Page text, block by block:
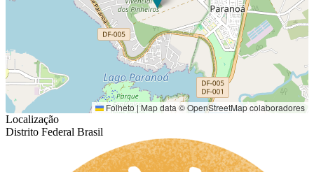
Folheto|Map data ©OpenStreetMapcolaboradores
Localização
Distrito Federal Brasil